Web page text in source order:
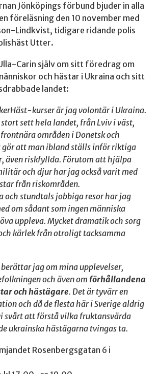
Jönköpings förbund bjuder in alla
föreläsning den 10 november med
Lindkvist, tidigare ridande polis
Utter.
Carin själv om sitt föredrag om
och hästar i Ukraina och sitt
landet:
kurser är jag volontär i Ukraina.
sett hela landet, från Lviv i väst,
områden i Donetsk och
gör att man ibland ställs inför riktiga
även riskfyllda. Förutom att hjälpa
och djur har jag också varit med
från riskområden.
och stundtals jobbiga resor har jag
om sådant som ingen människa
uppleva. Mycket dramatik och sorg
kärlek från otroligt tacksamma
jag om mina upplevelser,
och även om förhållandena
och hästägare. Det är tyvärr en
och då de flesta här i Sverige aldrig
svårt att förstå vilka fruktansvärda
ukrainska hästägarna tvingas ta.
Rosenbergsgatan 6 i